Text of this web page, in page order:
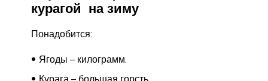
курагой на зиму
Понадобится:
Ягоды – килограмм.
Курага – большая горсть.